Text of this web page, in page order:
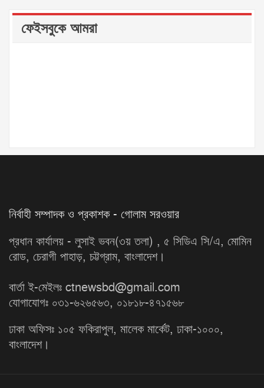
ফেইসবুকে আমরা
নির্বাহী সম্পাদক ও প্রকাশক - গোলাম সরওয়ার
প্রধান কার্যালয় - লুসাই ভবন(৩য় তলা) , ৫ সিডিএ সি/এ, মোমিন
রোড, চেরাগী পাহাড়, চট্টগ্রাম, বাংলাদেশ।
বার্তা ই-মেইলঃ ctnewsbd@gmail.com
যোগাযোগঃ ০৩১-৬২৬৫৬৩, ০১৮১৮-৪৭১৫৬৮
ঢাকা অফিসঃ ১০৫ ফকিরাপুল, মালেক মার্কেট, ঢাকা-১০০০,
বাংলাদেশ।